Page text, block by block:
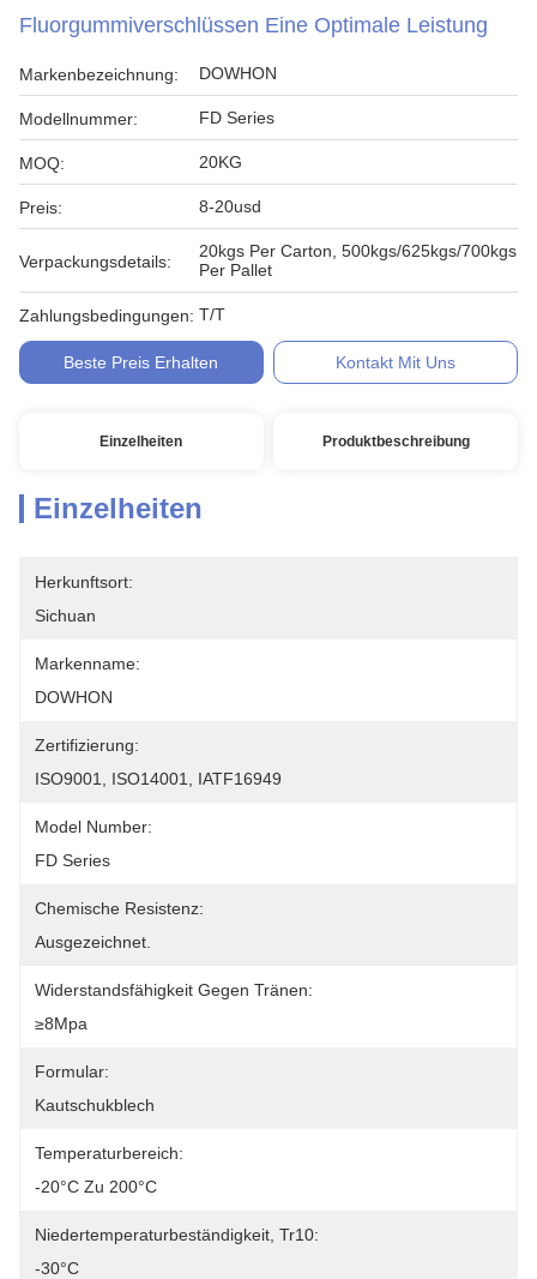
Fluorgummiverschlüssen Eine Optimale Leistung
Markenbezeichnung: DOWHON
Modellnummer: FD Series
MOQ: 20KG
Preis: 8-20usd
Verpackungsdetails:
20kgs Per Carton, 500kgs/625kgs/700kgs
Per Pallet
Zahlungsbedingungen: T/T
Beste Preis Erhalten Kontakt Mit Uns
Einzelheiten Produktbeschreibung
Einzelheiten
Herkunftsort:
Sichuan
Markenname:
DOWHON
Zertifizierung:
ISO9001, ISO14001, IATF16949
Model Number:
FD Series
Chemische Resistenz:
Ausgezeichnet.
Widerstandsfähigkeit Gegen Tränen:
≥8Mpa
Formular:
Kautschukblech
Temperaturbereich:
-20°C Zu 200°C
Niedertemperaturbeständigkeit, Tr10:
-30°C